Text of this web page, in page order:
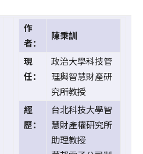
作
者：
陳秉訓
現
任：
政治大學科技管
理與智慧財產研
究所教授
經
歷：
台北科技大學智
慧財產權研究所
助理教授